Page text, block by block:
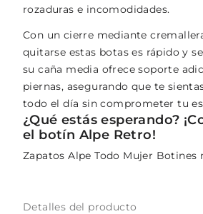
rozaduras e incomodidades.
Con un cierre mediante
quitarse estas botas es rápido y
su caña media ofrece soporte
piernas, asegurando que te
todo el día sin comprometer tu
¿Qué estás esperando?
el botín Alpe Retro!
Zapatos Alpe Todo Mujer Botines
Detalles del producto